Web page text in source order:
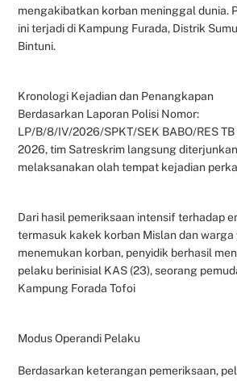
mengakibatkan korban meninggal dunia.
ini terjadi di Kampung Furada, Distrik
Bintuni.
Kronologi Kejadian dan Penangkapan
Berdasarkan Laporan Polisi Nomor:
LP/B/8/IV/2026/SPKT/SEK BABO/RES
2026, tim Satreskrim langsung
melaksanakan olah tempat kejadian
Dari hasil pemeriksaan intensif terhadap
termasuk kakek korban Mislan dan
menemukan korban, penyidik berhasil
pelaku berinisial KAS (23), seorang
Kampung Forada Tofoi
Modus Operandi Pelaku
Berdasarkan keterangan pemeriksaan,